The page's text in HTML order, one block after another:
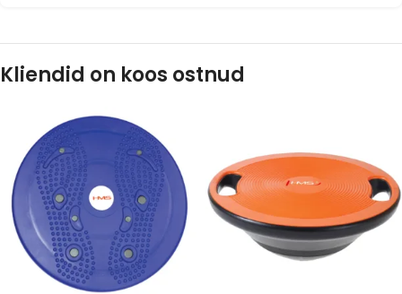
Kliendid on koos ostnud